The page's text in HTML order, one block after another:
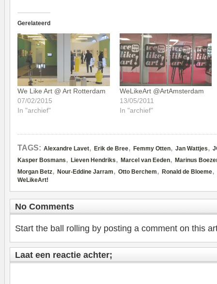
Gerelateerd
We Like Art @ Art Rotterdam
07/02/2015
In "archief"
WeLikeArt @ArtAmsterdam
13/05/2011
In "archief"
TAGS: Alexandre Lavet, Erik de Bree, Femmy Otten, Jan Wattjes,
Kasper Bosmans, Lieven Hendriks, Marcel van Eeden, Marinus
Morgan Betz, Nour-Eddine Jarram, Otto Berchem, Ronald de Bloeme,
WeLikeArt!
No Comments
Start the ball rolling by posting a comment on this
Laat een reactie achter;